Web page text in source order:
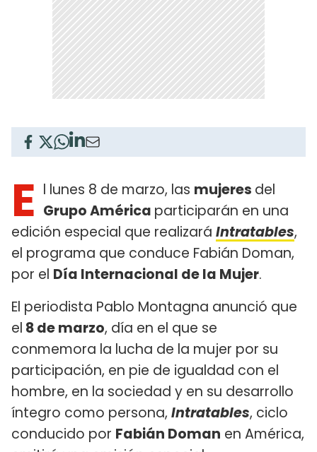
E l lunes 8 de marzo, las mujeres del
Grupo América participarán en una
edición especial que realizará Intratables,
el programa que conduce Fabián Doman,
por el Día Internacional de la Mujer.
El periodista Pablo Montagna anunció que
el 8 de marzo, día en el que se
conmemora la lucha de la mujer por su
participación, en pie de igualdad con el
hombre, en la sociedad y en su desarrollo
íntegro como persona, Intratables, ciclo
conducido por Fabián Doman en América,